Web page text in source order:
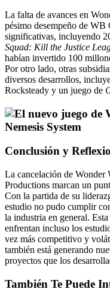
La falta de avances en
pésimo desempeño de WB
significativas, incluyendo
Squad: Kill the Justice
habían invertido 100
Por otro lado, otras
diversos desarrollos,
Rocksteady y un juego de
Conclusión y
La cancelación de
Productions marcan un
Con la partida de su
estudio no pudo cumplir
la industria en general.
enfrentan incluso los
vez más competitivo y
también está generando
proyectos que los
También Te Puede